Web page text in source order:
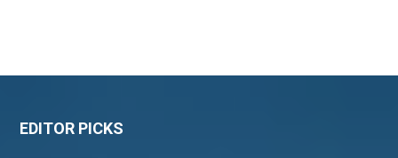
EDITOR PICKS